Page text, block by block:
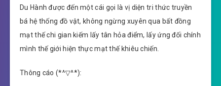
Du Hành được đến một cái gọi là vị diện tri thức truyền
bá hệ thống đồ vật, không ngừng xuyên qua bất đồng
mạt thế chi gian kiếm lấy tân hỏa điểm, lấy ứng đối chính
mình thế giới hiện thực mạt thế khiêu chiến.
Thông cáo (*^▽^*):